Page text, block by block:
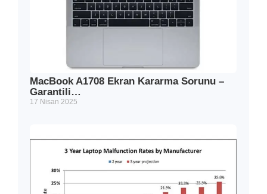
MacBook A1708 Ekran Kararma Sorunu –
Garantili…
17 Nisan 2025